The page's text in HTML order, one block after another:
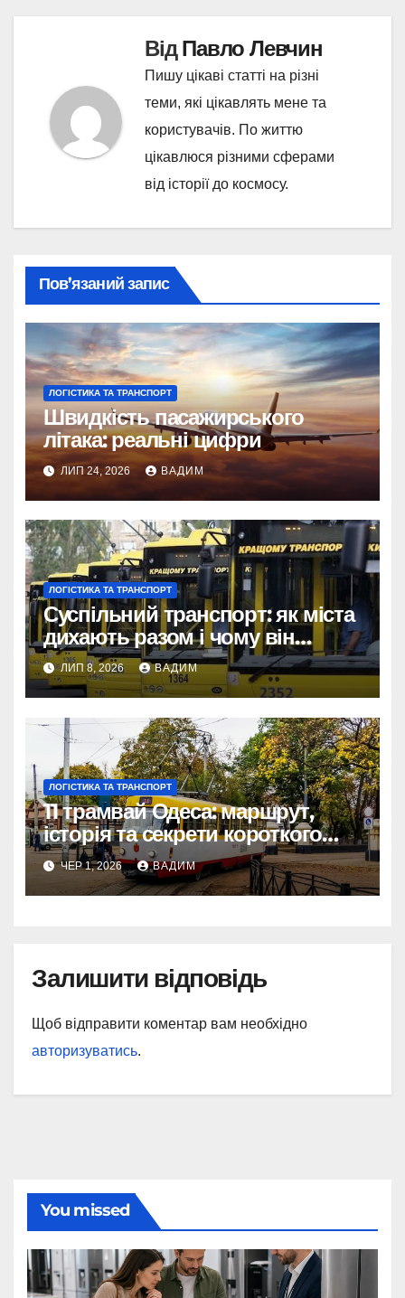
ВідПавло Левчин
Пишу цікаві статті на різні
теми, які цікавлять мене та
користувачів. По життю
цікавлюся різними сферами
від історії до космосу.
Пов’язаний запис
ЛОГІСТИКА ТА ТРАНСПОРТ
Швидкість пасажирського
літака: реальні цифри
ЛИП 24, 2026 ВАДИМ
ЛОГІСТИКА ТА ТРАНСПОРТ
Суспільний транспорт: як міста
дихають разом і чому він
змінює наше життя
ЛИП 8, 2026 ВАДИМ
ЛОГІСТИКА ТА ТРАНСПОРТ
11 трамвай Одеса: маршрут,
історія та секрети короткого
шляху крізь Молдаванку
ЧЕР 1, 2026 ВАДИМ
Залишити відповідь
Щоб відправити коментар вам необхідно
авторизуватись.
You missed